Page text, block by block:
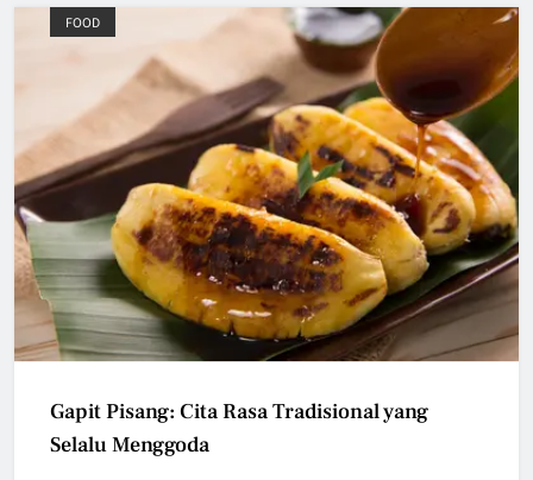
FOOD
Gapit Pisang: Cita Rasa Tradisional yang
Selalu Menggoda